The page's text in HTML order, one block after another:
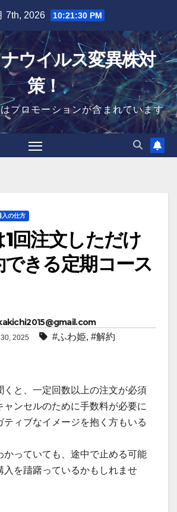
7th, 2026 10:21:31 PM
ウイルス変異株対
策！
プロモーションが含まれています
入の仕方
回注文しただけ
きる定期コース
2025 #ふわ姫, #解約
くと、一定回数以上の注文が必須
ャンセルのために手数料が必要に
ティブなイメージを抱く方もいる
かっていても、途中で止める可能
入を躊躇っているかもしれませ